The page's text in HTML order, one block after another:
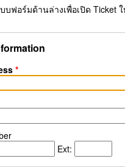
บฟอร์มด้านล่างเพื่อเปิด Ticket
*
Ext: